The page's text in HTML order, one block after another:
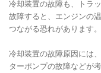
冷却装置の故障も、トラ
故障すると、エンジンの
つながる恐れがあります。
冷却装置の故障原因には
ターポンプの故障などが